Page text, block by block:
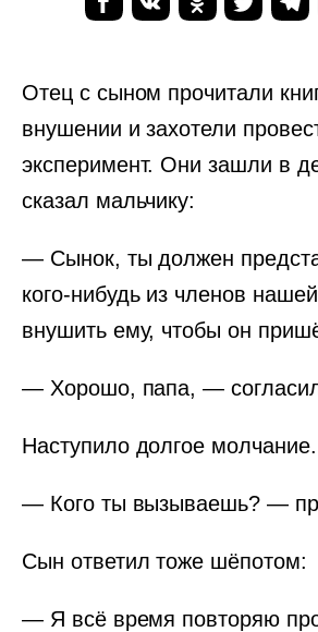
Отец с сыном прочитали
внушении и захотели
эксперимент. Они зашли в
сказал мальчику:
— Сынок, ты должен
кого-нибудь из членов
внушить ему, чтобы он
— Хорошо, папа, —
Наступило долгое молчание.
— Кого ты вызываешь? —
Сын ответил тоже шёпотом:
— Я всё время повторяю